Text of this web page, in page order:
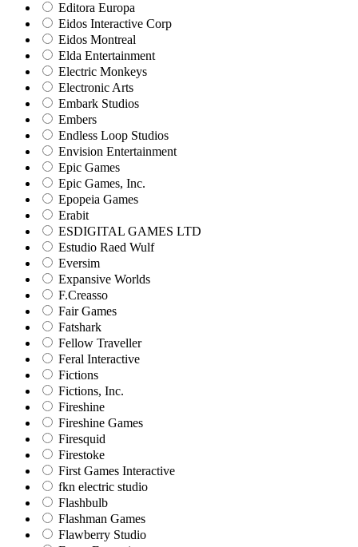
Editora Europa
Eidos Interactive Corp
Eidos Montreal
Elda Entertainment
Electric Monkeys
Electronic Arts
Embark Studios
Embers
Endless Loop Studios
Envision Entertainment
Epic Games
Epic Games, Inc.
Epopeia Games
Erabit
ESDIGITAL GAMES LTD
Estudio Raed Wulf
Eversim
Expansive Worlds
F.Creasso
Fair Games
Fatshark
Fellow Traveller
Feral Interactive
Fictions
Fictions, Inc.
Fireshine
Fireshine Games
Firesquid
Firestoke
First Games Interactive
fkn electric studio
Flashbulb
Flashman Games
Flawberry Studio